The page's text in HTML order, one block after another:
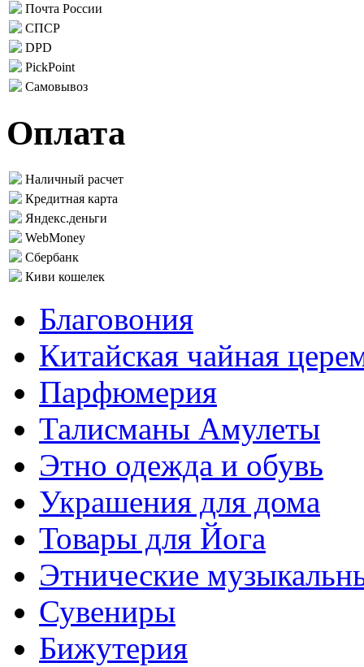
Почта России
СПСР
DPD
PickPoint
Самовывоз
Оплата
Наличный расчет
Кредитная карта
Яндекс.деньги
WebMoney
Сбербанк
Киви кошелек
Благовония
Китайская чайная
Парфюмерия
Талисманы Амулеты
Этно одежда и обувь
Украшения для дома
Товары для Йога
Этнические
Сувениры
Бижутерия